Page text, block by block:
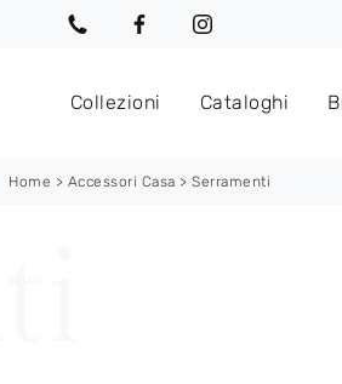
Collezioni Cataloghi
Home > Accessori Casa > Serramenti